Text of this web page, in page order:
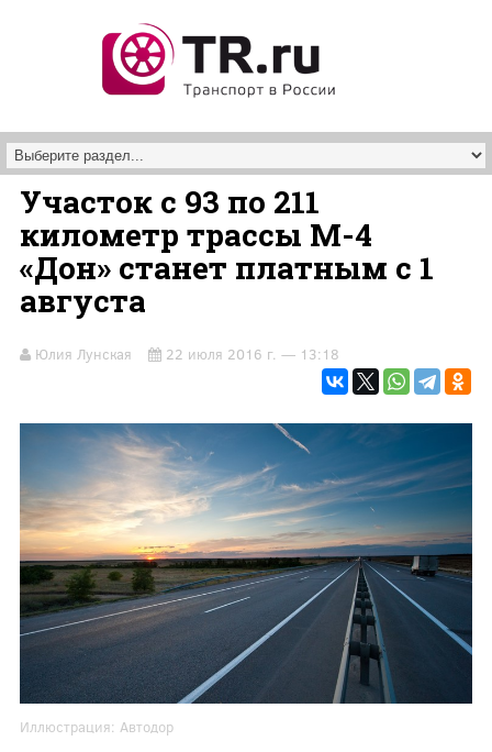
Участок с 93 по 211
километр трассы М-4
«Дон» станет платным с 1
августа
Юлия Лунская 22 июля 2016 г. — 13:18
Иллюстрация: Автодор